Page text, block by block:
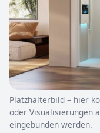
Platzhalterbild – hier
oder Visualisierungen
eingebunden werden.